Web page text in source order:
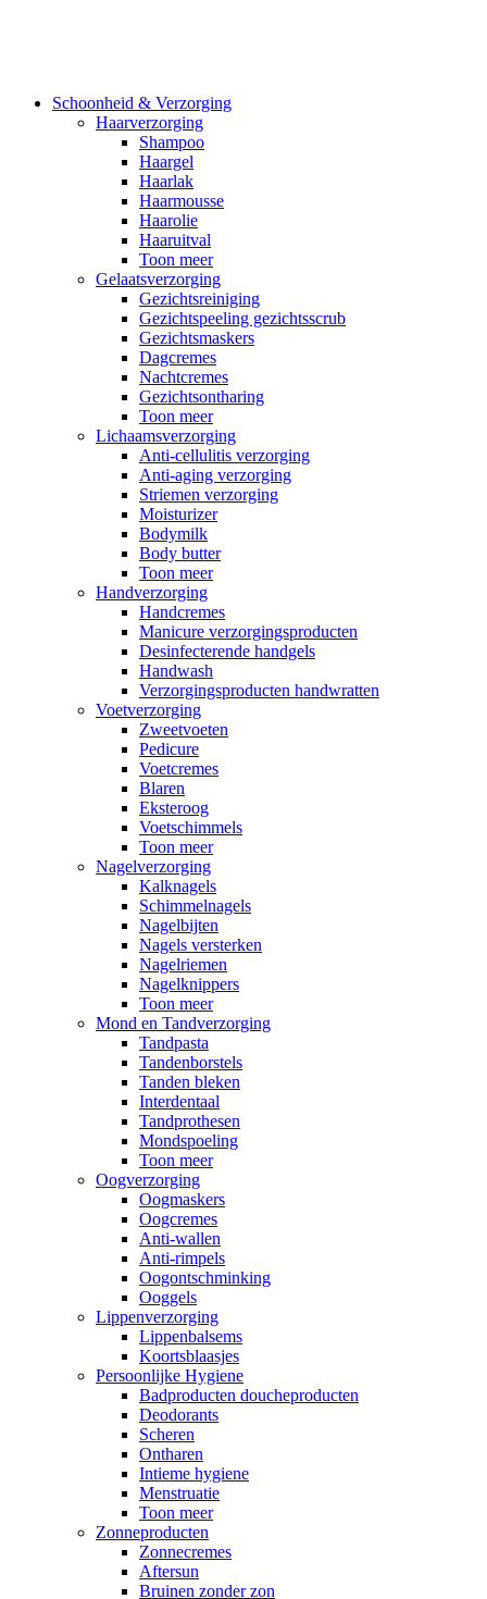
Schoonheid & Verzorging
Haarverzorging
Shampoo
Haargel
Haarlak
Haarmousse
Haarolie
Haaruitval
Toon meer
Gelaatsverzorging
Gezichtsreiniging
Gezichtspeeling gezichtsscrub
Gezichtsmaskers
Dagcremes
Nachtcremes
Gezichtsontharing
Toon meer
Lichaamsverzorging
Anti-cellulitis verzorging
Anti-aging verzorging
Striemen verzorging
Moisturizer
Bodymilk
Body butter
Toon meer
Handverzorging
Handcremes
Manicure verzorgingsproducten
Desinfecterende handgels
Handwash
Verzorgingsproducten handwratten
Voetverzorging
Zweetvoeten
Pedicure
Voetcremes
Blaren
Eksteroog
Voetschimmels
Toon meer
Nagelverzorging
Kalknagels
Schimmelnagels
Nagelbijten
Nagels versterken
Nagelriemen
Nagelknippers
Toon meer
Mond en Tandverzorging
Tandpasta
Tandenborstels
Tanden bleken
Interdentaal
Tandprothesen
Mondspoeling
Toon meer
Oogverzorging
Oogmaskers
Oogcremes
Anti-wallen
Anti-rimpels
Oogontschminking
Ooggels
Lippenverzorging
Lippenbalsems
Koortsblaasjes
Persoonlijke Hygiene
Badproducten doucheproducten
Deodorants
Scheren
Ontharen
Intieme hygiene
Menstruatie
Toon meer
Zonneproducten
Zonnecremes
Aftersun
Bruinen zonder zon